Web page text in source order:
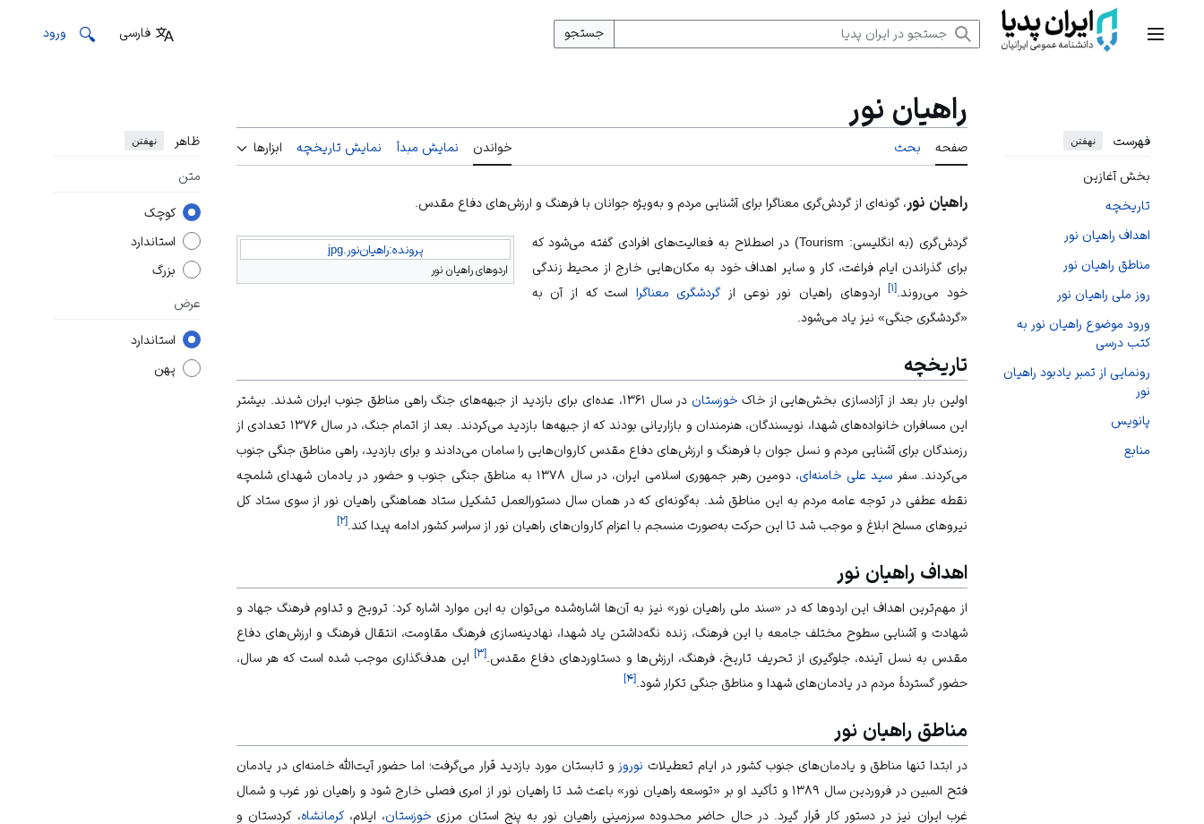
منوی اصلی
جستجو فارسی ورود
فهرست نهفتن
بخش آغازین
تاریخچه
اهداف راهیان نور
مناطق راهیان نور
روز ملی راهیان نور
ورود موضوع راهیان نور به
کتب درسی
رونمایی از تمبر یادبود راهیان
نور
پانویس
منابع
راهیان نور
صفحه بحث خواندن نمایش مبدأ نمایش تاریخچه ابزارها ظاهر نهفتن
متن
کوچک
استاندارد
بزرگ
عرض
استاندارد
پهن
راهیان نور ، گونه‌ای از گردش‌گری معناگرا برای آشنایی مردم و به‌ویژه جوانان با فرهنگ و ارزش‌های دفاع مقدس.
پرونده:راهیان‌نور.jpg
اردوهای راهیان نور
گردش‌گری (به انگلیسی: Tourism) در اصطلاح به فعالیت‌های افرادی گفته می‌شود که
برای گذراندن ایام فراغت، کار و سایر اهداف خود به مکان‌هایی خارج از محیط زندگی
خود می‌روند. [۱]اردوهای راهیان نور نوعی ازگردشگری معناگرا است که از آن به
«گردشگری جنگی» نیز یاد می‌شود.
تاریخچه
اولین بار بعد از آزادسازی بخش‌هایی از خاکخوزستان
در سال ۱۳۶۱، عده‌ای برای بازدید از جبهه‌های جنگ راهی مناطق جنوب ایران شدند. بیشتر
این مسافران خانواده‌های شهدا، نویسندگان، هنرمندان و بازاریانی بودند که از جبهه‌ها بازدید می‌کردند. بعد از اتمام جنگ، در سال ۱۳۷۶ تعدادی از
رزمندگان برای آشنایی مردم و نسل جوان با فرهنگ و ارزش‌های دفاع مقدس کاروان‌هایی را سامان می‌دادند و برای بازدید، راهی مناطق جنگی جنوب
می‌کردند. سفر سید علی خامنه‌ای
، دومین رهبر جمهوری اسلامی ایران، در سال ۱۳۷۸ به مناطق جنگی جنوب و حضور در یادمان شهدای شلمچه
نقطه عطفی در توجه عامه مردم به این مناطق شد. به‌گونه‌ای که در همان سال دستورالعمل تشکیل ستاد هماهنگی راهیان نور از سوی ستاد کل
نیروهای مسلح ابلاغ و موجب شد تا این حرکت به‌صورت منسجم با اعزام کاروان‌های راهیان نور از سراسر کشور ادامه پیدا کند.[۲]
اهداف راهیان نور
از مهم‌ترین اهداف این اردوها که در «سند ملی راهیان نور» نیز به آن‌ها اشاره‌شده می‌توان به این موارد اشاره کرد: ترویج و تداوم فرهنگ جهاد و
شهادت و آشنایی سطوح مختلف جامعه با این فرهنگ، زنده نگه‌داشتن یاد شهدا، نهادینه‌سازی فرهنگ مقاومت، انتقال فرهنگ و ارزش‌های دفاع
مقدس به نسل آینده، جلوگیری از تحریف تاریخ، فرهنگ، ارزش‌ها و دستاوردهای دفاع مقدس.[۳] این هدف‌گذاری موجب شده است که هر سال،
حضور گستردهٔ مردم در یادمان‌های شهدا و مناطق جنگی تکرار شود.[۴]
مناطق راهیان نور
در ابتدا تنها مناطق و یادمان‌های جنوب کشور در ایام تعطیلات نوروز و تابستان مورد بازدید قرار می‌گرفت؛ اما حضور آیت‌الله خامنه‌ای در یادمان
فتح المبین در فروردین سال ۱۳۸۹ و تأکید او بر «توسعه راهیان نور» باعث شد تا راهیان نور از امری فصلی خارج شود و راهیان نور غرب و شمال
غرب ایران نیز در دستور کار قرار گیرد. در حال حاضر محدوده سرزمینی راهیان نور به پنج استان مرزی خوزستان، ایلام،کرمانشاه،کردستان و